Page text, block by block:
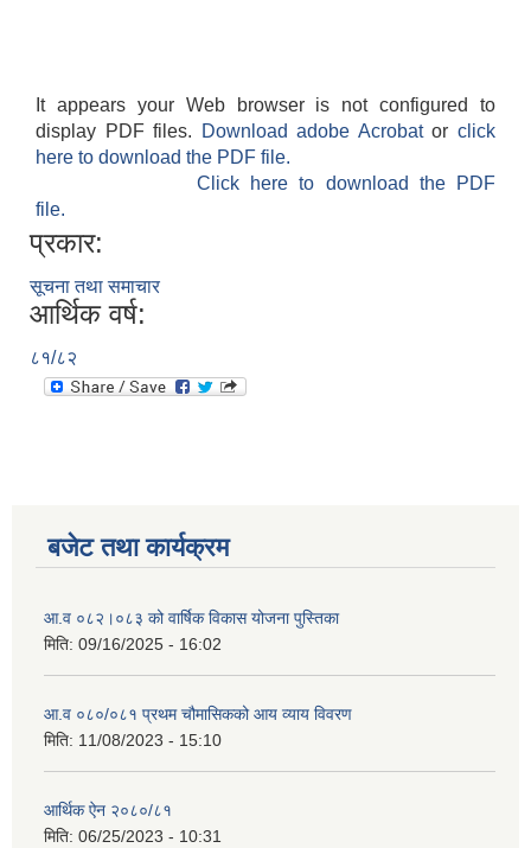
It appears your Web browser is not configured to
display PDF files.
Download adobe Acrobatorclick
here to download the PDF file.
Click here to download the PDF
file.
प्रकार:
सूचना तथा समाचार
आर्थिक वर्ष:
८१/८२
बजेट तथा कार्यक्रम
आ.व ०८२।०८३ को वार्षिक विकास योजना पुस्तिका
मिति: 09/16/2025 - 16:02
आ.व ०८०/०८१ प्रथम चौमासिकको आय व्याय विवरण
मिति: 11/08/2023 - 15:10
आर्थिक ऐन २०८०/८१
मिति: 06/25/2023 - 10:31